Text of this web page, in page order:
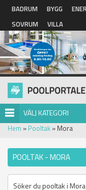
Hoppa till huvudinnehåll
BADRUM BYGG
SOVRUM
VILLA
VÄLJ KATEGORI
Hem » Pooltak » Mora
POOLTAK - MORA
Söker du pooltak i